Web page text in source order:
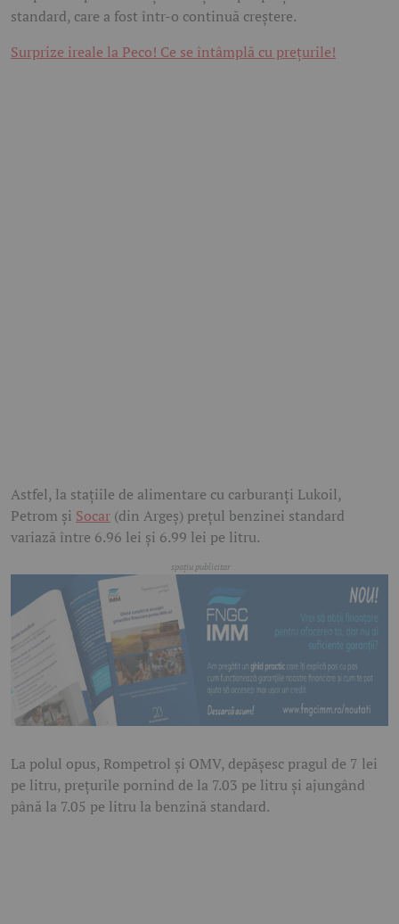
standard, care a fost într-o continuă creștere.
Surprize ireale la Peco! Ce se întâmplă cu prețurile!
Astfel, la stațiile de alimentare cu carburanți Lukoil,
Petrom și Socar (din Argeș) prețul benzinei standard
variază între 6.96 lei și 6.99 lei pe litru.
La polul opus, Rompetrol și OMV, depășesc pragul de 7 lei
pe litru, prețurile pornind de la 7.03 pe litru și ajungând
până la 7.05 pe litru la benzină standard.